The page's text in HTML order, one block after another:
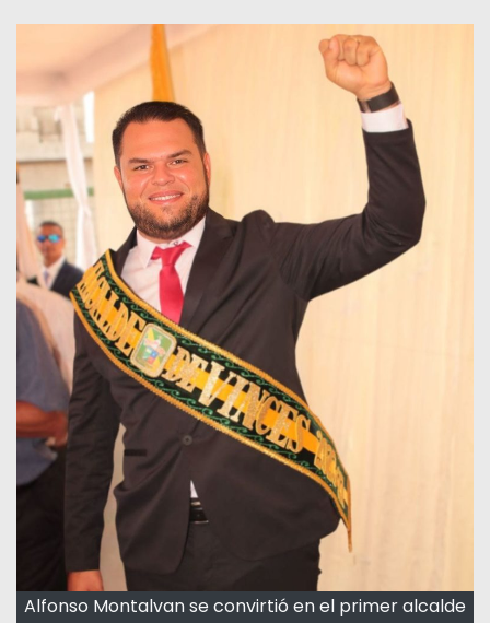
Alfonso Montalvan se convirtió en el primer alcalde